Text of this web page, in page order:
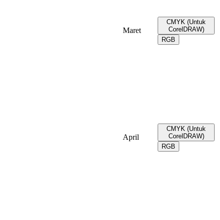
Maret
CMYK (Untuk
CorelDRAW)
RGB
April
CMYK (Untuk
CorelDRAW)
RGB